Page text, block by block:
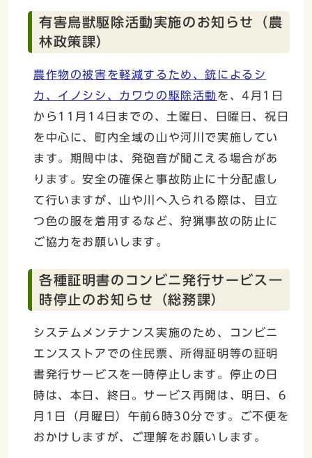
有害鳥獣駆除活動実施のお知らせ（農
林政策課）
農作物の被害を軽減するため、銃によるシ
カ、イノシシ、カワウの駆除活動 を、4月1日
から11月14日までの、土曜日、日曜日、祝日
を中心に、町内全域の山や河川で実施してい
ます。期間中は、発砲音が聞こえる場合があ
ります。安全の確保と事故防止に十分配慮し
て行いますが、山や川へ入られる際は、目立
つ色の服を着用するなど、狩猟事故の防止に
ご協力をお願いします。
各種証明書のコンビニ発行サービス一
時停止のお知らせ（総務課）
システムメンテナンス実施のため、コンビニ
エンスストアでの住民票、所得証明等の証明
書発行サービスを一時停止します。停止の日
時は、本日、終日。サービス再開は、明日、6
月1日（月曜日）午前6時30分です。ご不便を
おかけしますが、ご理解をお願いします。